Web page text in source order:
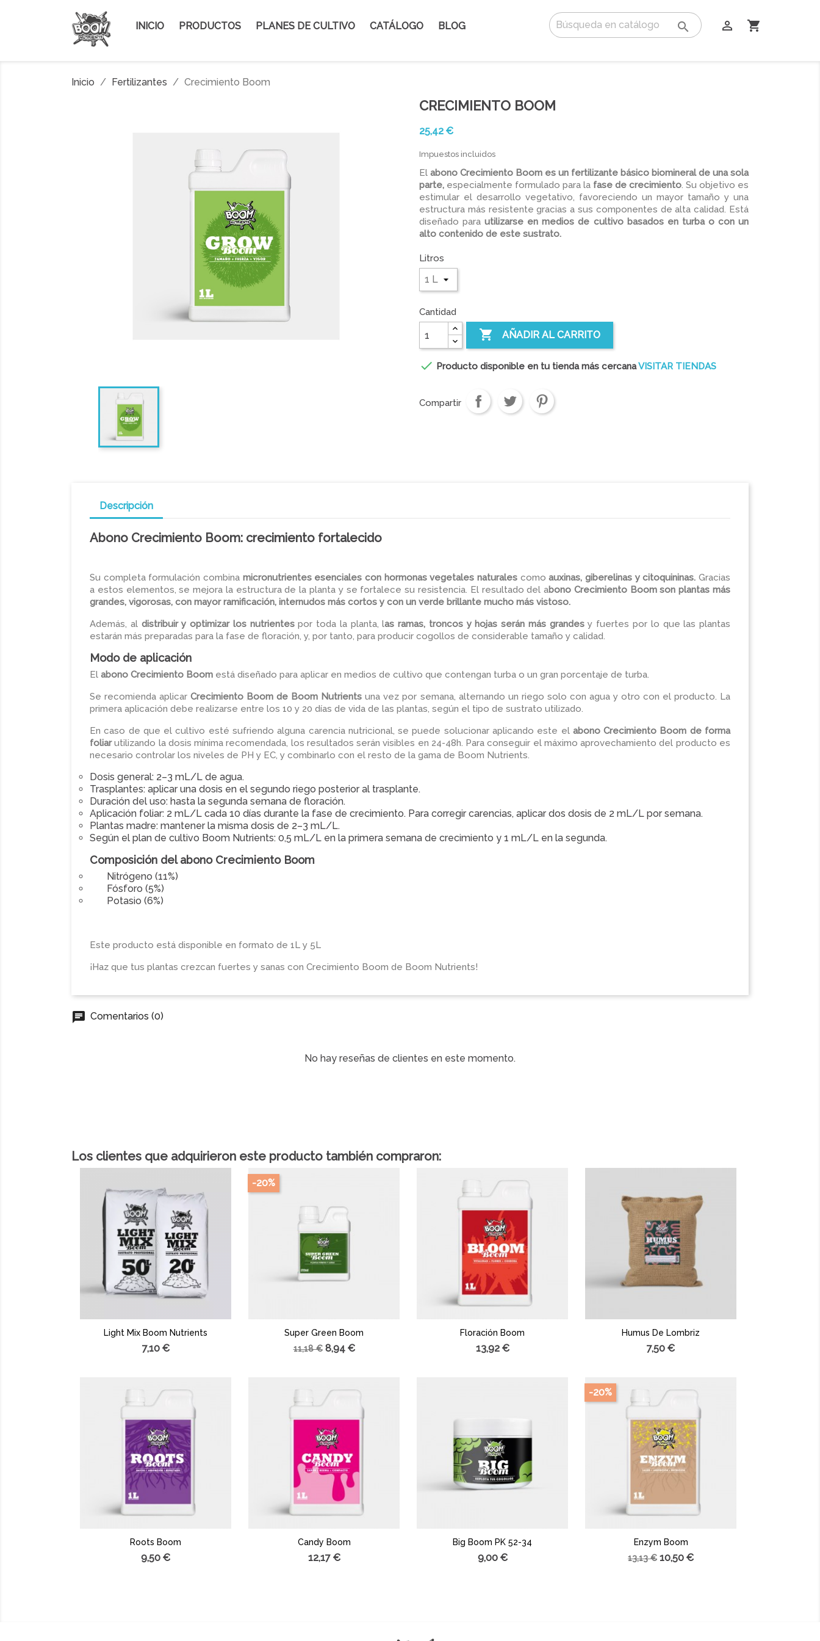

INICIO PRODUCTOS PLANES DE CULTIVO CATÁLOGO BLOG  shopping_cart
Inicio Fertilizantes Crecimiento Boom
CRECIMIENTO BOOM
25,42 €
Impuestos incluidos
El abono Crecimiento Boom es un fertilizante básico biomineral de una sola
parte, especialmente formulado para la fase de crecimiento. Su objetivo es
estimular el desarrollo vegetativo, favoreciendo un mayor tamaño y una
estructura más resistente gracias a sus componentes de alta calidad. Está
diseñado parautilizarse en medios de cultivo basados en turba o con un
alto contenido de este sustrato.
Litros
Cantidad
 AÑADIR AL CARRITO
 Producto disponible en tu tienda más cercanaVISITAR TIENDAS
Compartir
Descripción
Abono Crecimiento Boom: crecimiento fortalecido
Su completa formulación combina micronutrientes esenciales con hormonas vegetales naturales comoauxinas, giberelinas y citoquininas. Gracias
a estos elementos, se mejora la estructura de la planta y se fortalece su resistencia. El resultado del abono Crecimiento Boom son plantas más
grandes, vigorosas, con mayor ramificación, internudos más cortos y con un verde brillante mucho más vistoso.
Además, al distribuir y optimizar los nutrientespor toda la planta, las ramas, troncos y hojas serán más grandesy fuertes por lo que las plantas
estarán más preparadas para la fase de floración, y, por tanto, para producir cogollos de considerable tamaño y calidad.
Modo de aplicación
El abono Crecimiento Boom está diseñado para aplicar en medios de cultivo que contengan turba o un gran porcentaje de turba.
Se recomienda aplicarCrecimiento Boom de Boom Nutrients una vez por semana, alternando un riego solo con agua y otro con el producto. La
primera aplicación debe realizarse entre los 10 y 20 días de vida de las plantas, según el tipo de sustrato utilizado.
En caso de que el cultivo esté sufriendo alguna carencia nutricional, se puede solucionar aplicando este el abono Crecimiento Boom de forma
foliarutilizando la dosis mínima recomendada, los resultados serán visibles en 24-48h. Para conseguir el máximo aprovechamiento del producto es
necesario controlar los niveles de PH y EC, y combinarlo con el resto de la gama de Boom Nutrients.
Dosis general: 2–3 mL/L de agua.
Trasplantes: aplicar una dosis en el segundo riego posterior al trasplante.
Duración del uso: hasta la segunda semana de floración.
Aplicación foliar: 2 mL/L cada 10 días durante la fase de crecimiento. Para corregir carencias, aplicar dos dosis de 2 mL/L por semana.
Plantas madre: mantener la misma dosis de 2–3 mL/L.
Según el plan de cultivo Boom Nutrients: 0,5 mL/L en la primera semana de crecimiento y 1 mL/L en la segunda.
Composición del abono Crecimiento Boom
Nitrógeno (11%)
Fósforo (5%)
Potasio (6%)
Este producto está disponible en formato de 1L y 5L
¡Haz que tus plantas crezcan fuertes y sanas con Crecimiento Boom de Boom Nutrients!
chat Comentarios (0)
No hay reseñas de clientes en este momento.
Los clientes que adquirieron este producto también compraron:
Light Mix Boom Nutrients
7,10 €
Super Green Boom
11,18 € 8,94 €
-20%
Floración Boom
13,92 €
Humus De Lombriz
7,50 €
Roots Boom
9,50 €
Candy Boom
12,17 €
Big Boom PK 52-34
9,00 €
Enzym Boom
13,13 € 10,50 €
-20%